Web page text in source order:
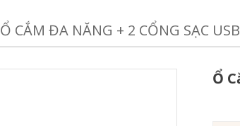
Ổ CẮM ĐA NĂNG + 2 CỔNG SẠC USB
Ổ